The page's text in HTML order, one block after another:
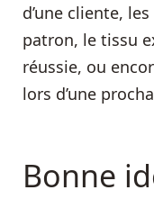
d’une cliente,
patron, le tissu
réussie, ou
lors d’une
Bonne